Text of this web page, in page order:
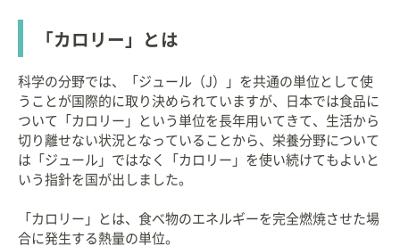
「カロリー」とは
科学の分野では、「ジュール（J）」を共通の単位として使
うことが国際的に取り決められていますが、日本では食品に
ついて「カロリー」という単位を長年用いてきて、生活から
切り離せない状況となっていることから、栄養分野について
は「ジュール」ではなく「カロリー」を使い続けてもよいと
いう指針を国が出しました。
「カロリー」とは、食べ物のエネルギーを完全燃焼させた場
合に発生する熱量の単位。